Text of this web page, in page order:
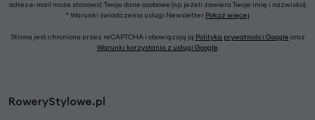
adres e-mail może stanowić Twoje dane osobowe (np. jeżeli zawiera Twoje imię i nazwisko).
* Warunki świadczenia usługi Newsletter Pokaż więcej
Strona jest chroniona przez reCAPTCHA i obowiązują ją Polityka prywatności Google oraz
Warunki korzystania z usługi Google.
RoweryStylowe.pl